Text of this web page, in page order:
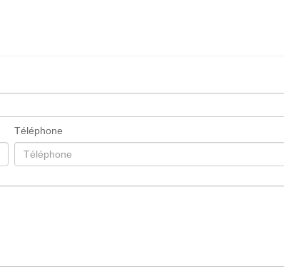
Téléphone